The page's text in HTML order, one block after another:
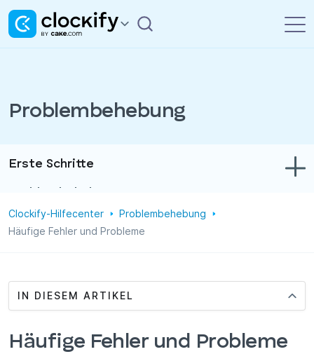
Problembehebung
Integrationen & Add-ons
Erste Schritte
Zeit- und Ausgabenerfassung
Projekte
Verwaltung
Clockify-Hilfecenter
Problembehebung
Häufige Fehler und Probleme
IN DIESEM ARTIKEL
Häufige Fehler und Probleme